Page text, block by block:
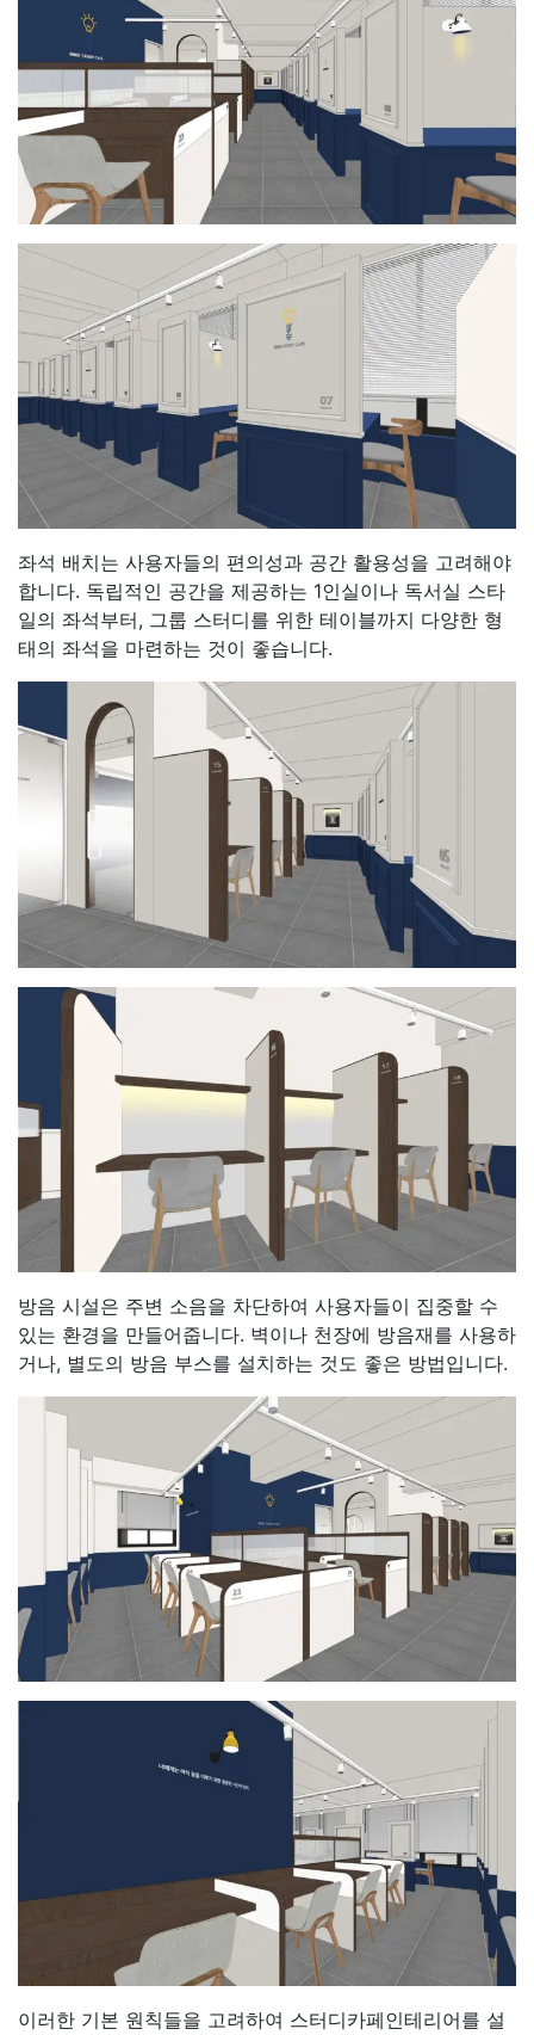
좌석 배치는 사용자들의 편의성과 공간 활용성을 고려해야
합니다. 독립적인 공간을 제공하는 1인실이나 독서실 스타
일의 좌석부터, 그룹 스터디를 위한 테이블까지 다양한 형
태의 좌석을 마련하는 것이 좋습니다.
방음 시설은 주변 소음을 차단하여 사용자들이 집중할 수
있는 환경을 만들어줍니다. 벽이나 천장에 방음재를 사용하
거나, 별도의 방음 부스를 설치하는 것도 좋은 방법입니다.
이러한 기본 원칙들을 고려하여 스터디카페인테리어를 설